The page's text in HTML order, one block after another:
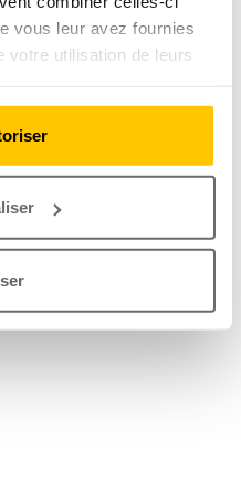
vous leur avez fournies
votre utilisation de leurs